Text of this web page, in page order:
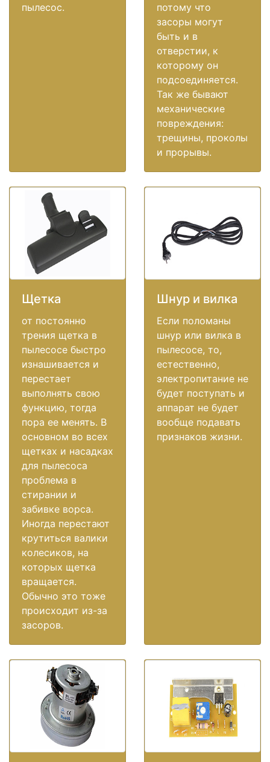
пылесос.
потому что
засоры могут
быть и в
отверстии, к
которому он
подсоединяется.
Так же бывают
механические
повреждения:
трещины, проколы
и прорывы.
Щетка
от постоянно
трения щетка в
пылесосе быстро
изнашивается и
перестает
выполнять свою
функцию, тогда
пора ее менять. В
основном во всех
щетках и насадках
для пылесоса
проблема в
стирании и
забивке ворса.
Иногда перестают
крутиться валики
колесиков, на
которых щетка
вращается.
Обычно это тоже
происходит из-за
засоров.
Шнур и вилка
Если поломаны
шнур или вилка в
пылесосе, то,
естественно,
электропитание не
будет поступать и
аппарат не будет
вообще подавать
признаков жизни.